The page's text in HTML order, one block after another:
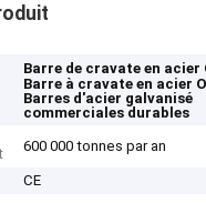
Barre de cravate en acier
Barre à cravate en acier
Barres d'acier galvanisé
commerciales durables
600 000 tonnes par an
CE